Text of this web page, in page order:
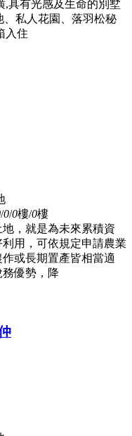
,具有光感及生命的別墅
私人花園、落羽松秘
入住
/0/0樓/0樓
，就是為未來累積資
用，可依規定申請農業
或長期置產皆相當適
優勢，降